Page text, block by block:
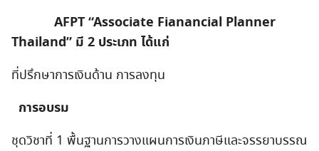
AFPT “Associate Fianancial Planner
Thailand” มี 2 ประเภท ได้แก่
ที่ปรึกษาการเงินด้าน การลงทุน
การอบรม
ชุดวิชาที่ 1 พื้นฐานการวางแผนการเงินภาษีและจรรยาบรรณ